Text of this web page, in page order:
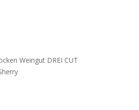
Weingut DREI CUT